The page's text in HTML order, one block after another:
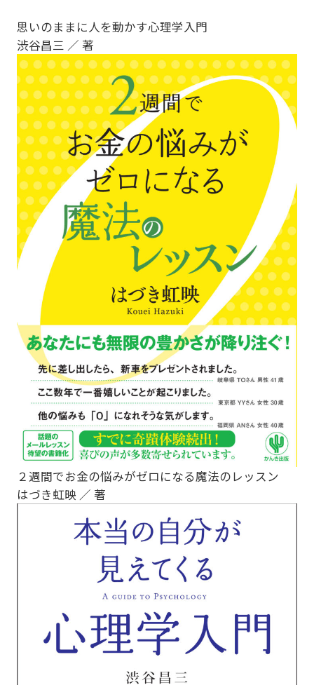
思いのままに人を動かす心理学入門
渋谷昌三 ／ 著
２週間でお金の悩みがゼロになる魔法のレッスン
はづき虹映 ／ 著